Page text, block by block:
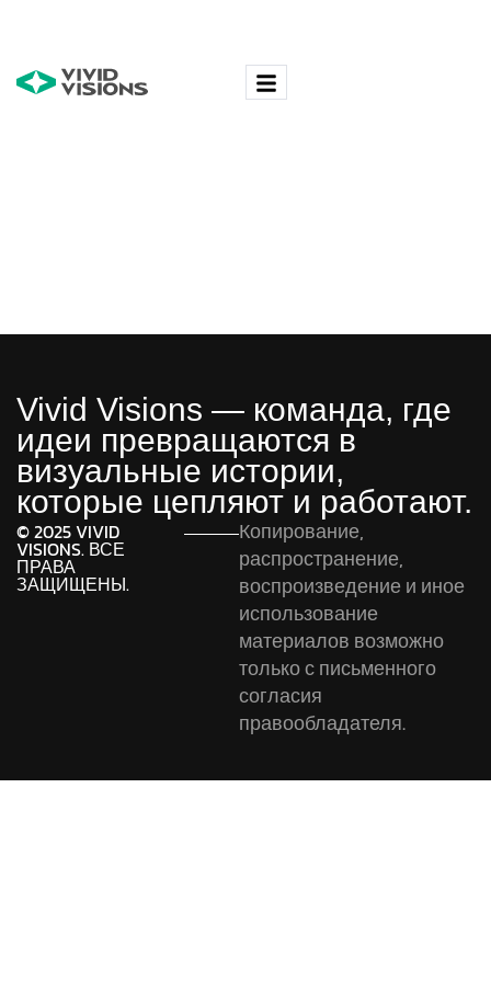
Vivid Visions — команда, где
идеи превращаются в
визуальные истории,
которые цепляют и работают.
© 2025 VIVID
VISIONS. ВСЕ
ПРАВА
ЗАЩИЩЕНЫ.
Копирование,
распространение,
воспроизведение и иное
использование
материалов возможно
только с письменного
согласия
правообладателя.